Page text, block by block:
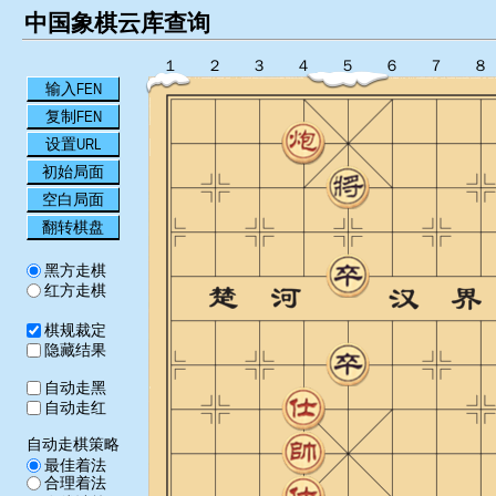
中国象棋云库查询
输入FEN
复制FEN
设置URL
初始局面
空白局面
翻转棋盘
黑方走棋
红方走棋
棋规裁定
隐藏结果
自动走黑
自动走红
自动走棋策略
最佳着法
合理着法
１ ２ ３ ４ ５ ６ ７ ８